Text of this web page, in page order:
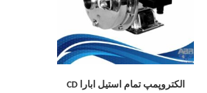
الکتروپمپ تمام استیل ابارا CD